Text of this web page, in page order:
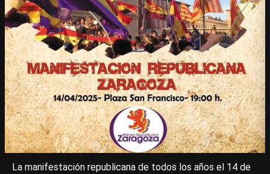
La manifestación republicana de todos los años el 14 de